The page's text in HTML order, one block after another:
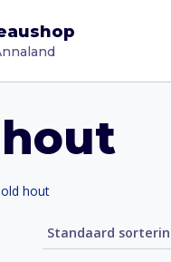
old hout